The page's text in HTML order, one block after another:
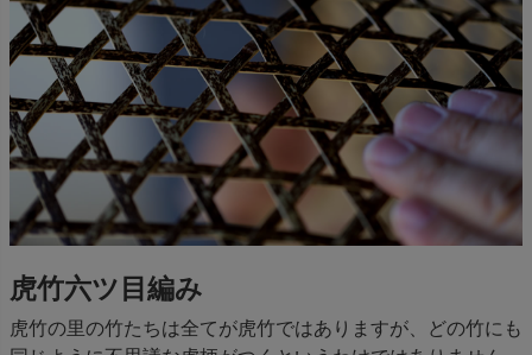
虎竹六ツ目編み
虎竹の里の竹たちは全てが虎竹ではありますが、どの竹にも